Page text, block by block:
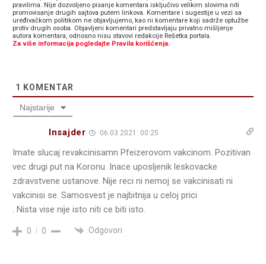
pravilima. Nije dozvoljeno pisanje komentara isključivo velikim slovima niti
promovisanje drugih sajtova putem linkova. Komentare i sugestije u vezi sa
uređivačkom politikom ne objavljujemo, kao ni komentare koji sadrže optužbe
protiv drugih osoba. Objavljeni komentari predstavljaju privatno mišljenje
autora komentara, odnosno nisu stavovi redakcije Rešetka portala.
Za više informacija pogledajte Pravila korišćenja.
1 KOMENTAR
Najstarije
Insajder 06.03.2021. 00:25
Imate slucaj revakcinisamn Pfeizerovom vakcinom. Pozitivan
vec drugi put na Koronu. Inace uposljenik leskovacke
zdravstvene ustanove. Nije reci ni nemoj se vakcinisati ni
vakcinisi se. Samosvest je najbitnija u celoj prici
. Nista vise nije isto niti ce biti isto.
0 0 Odgovori